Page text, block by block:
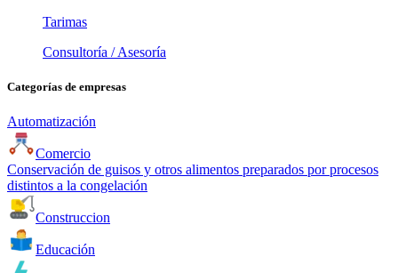
Tarimas
Consultoría / Asesoría
Categorías de empresas
Automatización
Comercio
Conservación de guisos y otros alimentos preparados por procesos
distintos a la congelación
Construccion
Educación